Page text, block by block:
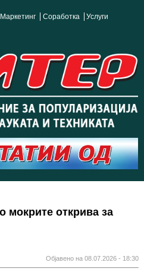
Маркетинг Соработка
Услуги
мокрите открива за
Објавено на 08.07.2026 - 18:30